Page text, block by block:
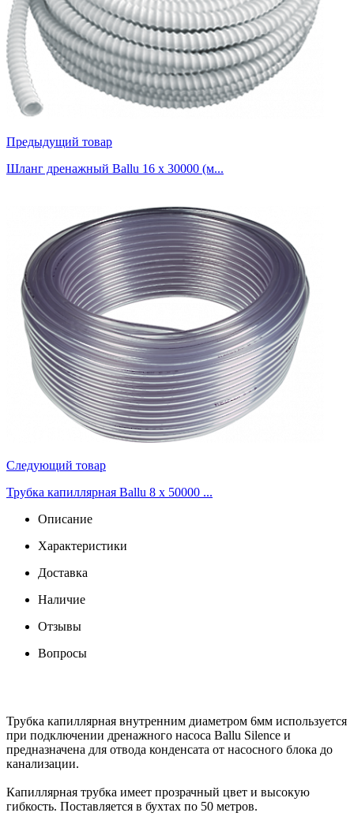
Предыдущий товар
Шланг дренажный Ballu 16 x 30000 (м...
Следующий товар
Трубка капиллярная Ballu 8 x 50000 ...
Описание
Характеристики
Доставка
Наличие
Отзывы
Вопросы
Трубка капиллярная внутренним диаметром 6мм используется
при подключении дренажного насоса Ballu Silence и
предназначена для отвода конденсата от насосного блока до
канализации.
Капиллярная трубка имеет прозрачный цвет и высокую
гибкость. Поставляется в бухтах по 50 метров.